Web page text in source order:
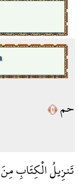
حم﴿١﴾
تَنزِيلُ الْكِتَابِ مِنَ